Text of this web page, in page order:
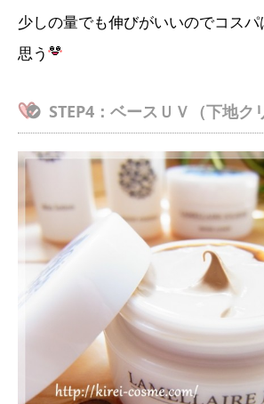
少しの量でも伸びがいいのでコス
思う
STEP4：ベースＵＶ（下地ク